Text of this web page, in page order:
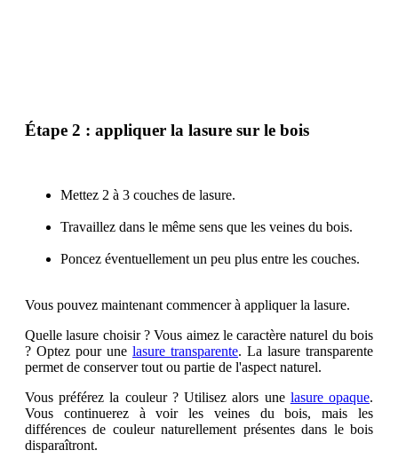
Étape 2 : appliquer la lasure sur le bois
Mettez 2 à 3 couches de lasure.
Travaillez dans le même sens que les veines du bois.
Poncez éventuellement un peu plus entre les couches.
Vous pouvez maintenant commencer à appliquer la lasure.
Quelle lasure choisir ? Vous aimez le caractère naturel du bois
? Optez pour une lasure transparente. La lasure transparente
permet de conserver tout ou partie de l'aspect naturel.
Vous préférez la couleur ? Utilisez alors une lasure opaque.
Vous continuerez à voir les veines du bois, mais les
différences de couleur naturellement présentes dans le bois
disparaîtront.